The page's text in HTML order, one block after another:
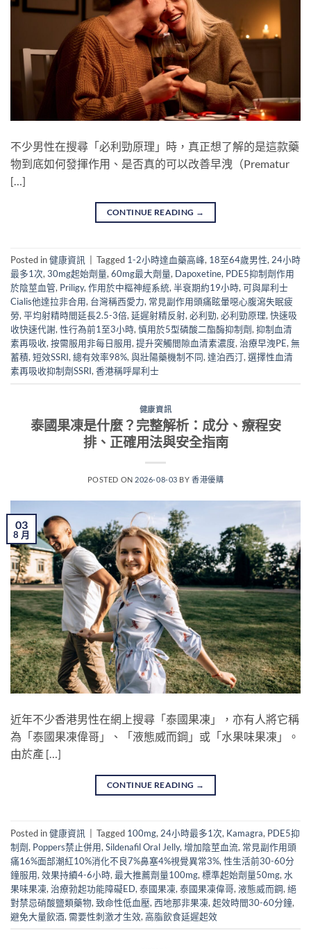
不少男性在搜尋「必利勁原理」時，真正想了解的是這款藥
物到底如何發揮作用、是否真的可以改善早洩（Prematur
[…]
CONTINUE READING →
Posted in健康資訊 Tagged 1-2小時達血藥高峰, 18至64歲男性,24小時
最多1次,30mg起始劑量,60mg最大劑量, Dapoxetine, PDE5抑制劑作用
於陰莖血管, Priligy,作用於中樞神經系統,半衰期約19小時,可與犀利士
Cialis他達拉非合用, 台灣稱西愛力, 常見副作用頭痛眩暈噁心腹瀉失眠疲
勞,平均射精時間延長2.5-3倍,延遲射精反射,必利勁,必利勁原理,快速吸
收快速代謝,性行為前1至3小時,慎用於5型磷酸二酯酶抑制劑,抑制血清
素再吸收,按需服用非每日服用,提升突觸間隙血清素濃度,治療早洩PE,無
蓄積,短效SSRI,總有效率98%,與壯陽藥機制不同,達泊西汀,選擇性血清
素再吸收抑制劑SSRI,香港稱呼犀利士
健康資訊
泰國果凍是什麼？完整解析：成分、療程安
排、正確用法與安全指南
POSTED ON 2026-08-03 BY香港優購
03
8 月
近年不少香港男性在網上搜尋「泰國果凍」，亦有人將它稱
為「泰國果凍偉哥」、「液態威而鋼」或「水果味果凍」。
由於產 […]
CONTINUE READING →
Posted in健康資訊 Tagged 100mg, 24小時最多1次, Kamagra, PDE5抑
制劑, Poppers禁止併用, Sildenafil Oral Jelly, 增加陰莖血流, 常見副作用頭
痛16%面部潮紅10%消化不良7%鼻塞4%視覺異常3%, 性生活前30-60分
鐘服用, 效果持續4-6小時, 最大推薦劑量100mg, 標準起始劑量50mg, 水
果味果凍, 治療勃起功能障礙ED, 泰國果凍, 泰國果凍偉哥, 液態威而鋼, 絕
對禁忌硝酸鹽類藥物, 致命性低血壓, 西地那非果凍, 起效時間30-60分鐘,
避免大量飲酒, 需要性刺激才生效, 高脂飲食延遲起效